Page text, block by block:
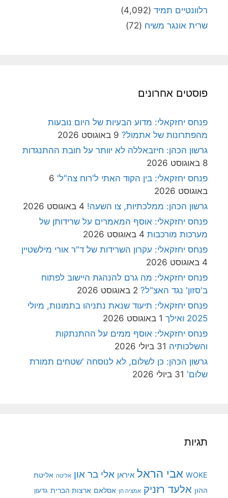
רלוונטיים תמיד (4,092)
שרית אונגר משיח (72)
פוסטים אחרונים
פנחס יחזקאלי: מדוע הבעיות של היום נובעות
מהפתרונות של אתמול? 9 באוגוסט 2026
גרשון הכהן: חיזבאללה לא יוותר על חובת ההתנגדות
8 באוגוסט 2026
פנחס יחזקאלי: בין הקוד האתי ל'רוח צה"ל' 6
באוגוסט 2026
גרשון הכהן: ממלכתיות, צו השעה! 4 באוגוסט 2026
פנחס יחזקאלי: אוסף המאמרים על שרידותן של
מערכות מורכבות 4 באוגוסט 2026
פנחס יחזקאלי: עקרון השרידות של ד"ר אורי מילשטיין
4 באוגוסט 2026
פנחס יחזקאלי: מה גרם להנהגת היישוב לפתוח
ב'סזון' נגד האצ"ל? 2 באוגוסט 2026
פנחס יחזקאלי: תיעוד שנאת נתניהו בתמונות, מיולי
2025 ואילך
1 באוגוסט 2026
פנחס יחזקאלי: אוסף ממים על ההתנתקות
והשלכותיה 31 ביולי 2026
גרשון הכהן: כן לשלום, לא לנוסחה 'שטחים תמורת
שלום' 31 ביולי 2026
תגיות
WOKE אבי הראל איראן אלי בר און אליטה אליטת
ההון אלעד רזניק אמציה חן אסלאם ארצות הברית גדעון